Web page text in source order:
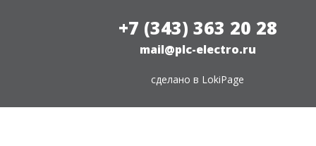
+7 (343) 363 20 28
mail@plc-electro.ru
сделано в LokiPage